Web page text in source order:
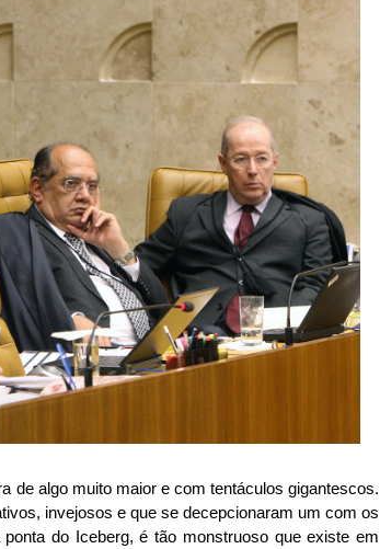
de algo muito maior e com tentáculos gigantescos.
invejosos e que se decepcionaram um com os
do Iceberg, é tão monstruoso que existe em